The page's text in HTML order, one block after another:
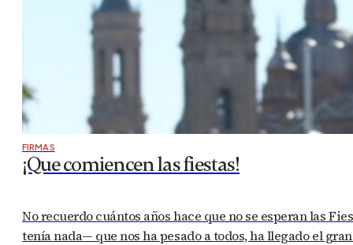
FIRMAS
¡Que comiencen las fiestas!
No recuerdo cuántos años hace que no se esperan las
tenía nada— que nos ha pesado a todos, ha llegado el